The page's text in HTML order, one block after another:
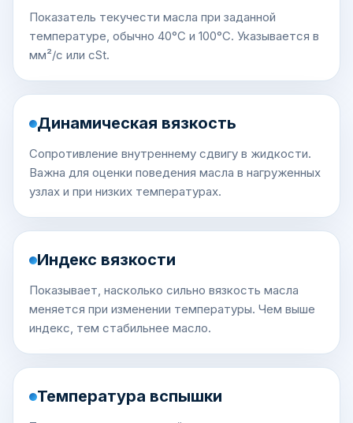
Показатель текучести масла при заданной
температуре, обычно 40°C и 100°C. Указывается в
мм²/с или cSt.
Динамическая вязкость
Сопротивление внутреннему сдвигу в жидкости.
Важна для оценки поведения масла в нагруженных
узлах и при низких температурах.
Индекс вязкости
Показывает, насколько сильно вязкость масла
меняется при изменении температуры. Чем выше
индекс, тем стабильнее масло.
Температура вспышки